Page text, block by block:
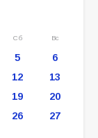
Сб Вс
5
6
12
13
19
20
26
27